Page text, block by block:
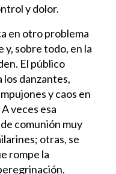
y dolor.
en otro problema
y, sobre todo, en la
El público
los danzantes,
y caos en
veces esa
comunión muy
otras, se
rompe la